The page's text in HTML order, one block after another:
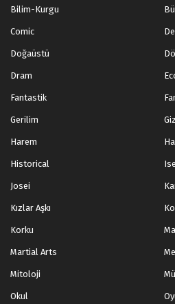
Bilim-Kurgu
Comic
Doğaüstü
Dram
Fantastik
Gerilim
Harem
Historical
Josei
Kızlar Aşkı
Korku
Martial Arts
Mitoloji
Okul